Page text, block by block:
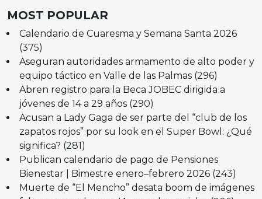
MOST POPULAR
Calendario de Cuaresma y Semana Santa 2026
(375)
Aseguran autoridades armamento de alto poder y
equipo táctico en Valle de las Palmas (296)
Abren registro para la Beca JOBEC dirigida a
jóvenes de 14 a 29 años (290)
Acusan a Lady Gaga de ser parte del “club de los
zapatos rojos” por su look en el Super Bowl: ¿Qué
significa? (281)
Publican calendario de pago de Pensiones
Bienestar | Bimestre enero–febrero 2026 (243)
Muerte de “El Mencho” desata boom de imágenes